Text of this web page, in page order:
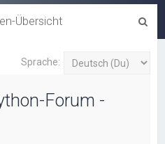
Übersicht
Sprache:
Forum -